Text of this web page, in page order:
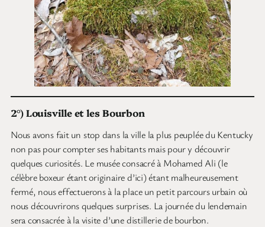
2°) Louisville et les Bourbon
Nous avons fait un stop dans la ville la plus peuplée du Kentucky
non pas pour compter ses habitants mais pour y découvrir
quelques curiosités. Le musée consacré à Mohamed Ali (le
célèbre boxeur étant originaire d’ici) étant malheureusement
fermé, nous effectuerons à la place un petit parcours urbain où
nous découvrirons quelques surprises. La journée du lendemain
sera consacrée à la visite d’une distillerie de bourbon.